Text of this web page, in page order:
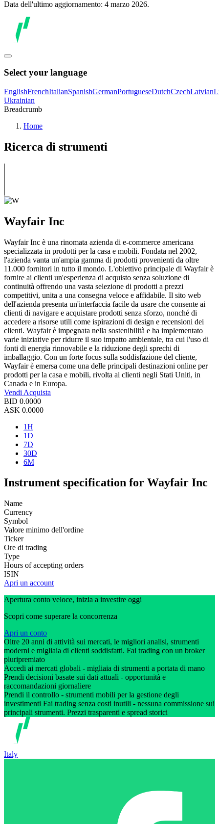
Data dell'ultimo aggiornamento: 4 marzo 2026.
Select your language
EnglishFrenchItalianSpanishGermanPortugueseDutchCzechLatvian
Ukrainian
Breadcrumb
Home
Ricerca di strumenti
Wayfair Inc
Wayfair Inc è una rinomata azienda di e-commerce americana
specializzata in prodotti per la casa e mobili. Fondata nel 2002,
l'azienda vanta un'ampia gamma di prodotti provenienti da oltre
11.000 fornitori in tutto il mondo. L'obiettivo principale di Wayfair è
fornire ai clienti un'esperienza di acquisto senza soluzione di
continuità offrendo una vasta selezione di prodotti a prezzi
competitivi, unita a una consegna veloce e affidabile. Il sito web
dell'azienda presenta un'interfaccia facile da usare che consente ai
clienti di navigare e acquistare prodotti senza sforzo, nonché di
accedere a risorse utili come ispirazioni di design e recensioni dei
clienti. Wayfair è impegnata nella sostenibilità e ha implementato
varie iniziative per ridurre il suo impatto ambientale, tra cui l'uso di
fonti di energia rinnovabile e la riduzione degli sprechi di
imballaggio. Con un forte focus sulla soddisfazione del cliente,
Wayfair è emersa come una delle principali destinazioni online per
prodotti per la casa e mobili, rivolta ai clienti negli Stati Uniti, in
Canada e in Europa.
Vendi Acquista
BID 0.0000
ASK 0.0000
1H
1D
7D
30D
6M
Instrument specification for Wayfair Inc
Name
Currency
Symbol
Valore minimo dell'ordine
Ticker
Ore di trading
Type
Hours of accepting orders
ISIN
Apri un account
Apertura conto veloce, inizia a investire oggi
Scopri come superare la concorrenza
Apri un conto
Oltre 20 anni di attività sui mercati, le migliori analisi, strumenti
moderni e migliaia di clienti soddisfatti. Fai trading con un broker
pluripremiato
Accedi ai mercati globali - migliaia di strumenti a portata di mano
Prendi decisioni basate sui dati attuali - opportunità e
raccomandazioni giornaliere
Prendi il controllo - strumenti mobili per la gestione degli
investimenti Fai trading senza costi inutili - nessuna commissione sui
principali strumenti. Prezzi trasparenti e spread storici
Italy